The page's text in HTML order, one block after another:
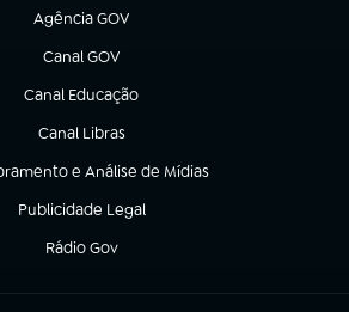
Agência GOV
(abre em nova aba)
Canal GOV
(abre em nova aba)
Canal Educação
(abre em nova aba)
Canal Libras
(abre em nova aba)
e Análise de Mídias
nova aba)
Publicidade Legal
(abre em nova aba)
Rádio Gov
(abre em nova aba)